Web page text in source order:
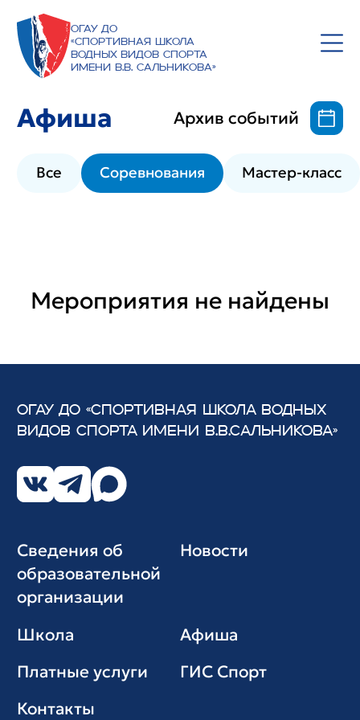
ОГАУ ДО
«Спортивная школа
водных видов спорта
имени В.В. Сальникова»
Афиша Архив событий
Все Соревнования Мастер-класс
Мероприятия не найдены
ОГАУ ДО «СПОРТИВНАЯ ШКОЛА ВОДНЫХ
ВИДОВ СПОРТА ИМЕНИ В.В.САЛЬНИКОВА»
Сведения об
образовательной
организации
Новости
Школа
Афиша
Платные услуги
ГИС Cпорт
Контакты